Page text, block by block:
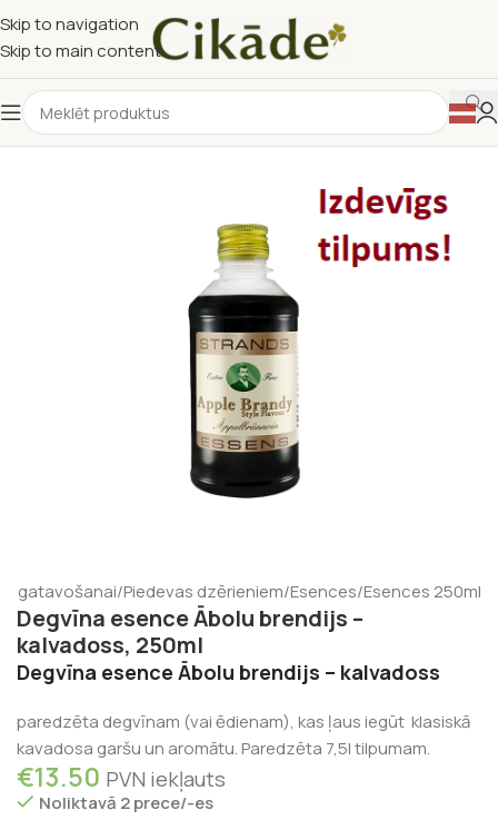
Skip to navigation
Skip to main content
gatavošanai/Piedevas dzērieniem/Esences/Esences 250ml
Degvīna esence Ābolu brendijs –
kalvadoss, 250ml
Degvīna esence Ābolu brendijs – kalvadoss
paredzēta degvīnam (vai ēdienam), kas ļaus iegūt klasiskā
kavadosa garšu un aromātu. Paredzēta 7,5l tilpumam.
€13.50 PVN iekļauts
Noliktavā 2 prece/-es